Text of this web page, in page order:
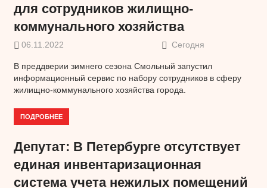
для сотрудников жилищно-
коммунального хозяйства
06.11.2022 Сегодня
В преддверии зимнего сезона Смольный запустил
информационный сервис по набору сотрудников в сферу
жилищно-коммунального хозяйства города.
ПОДРОБНЕЕ
Депутат: В Петербурге отсутствует
единая инвентаризационная
система учета нежилых помещений